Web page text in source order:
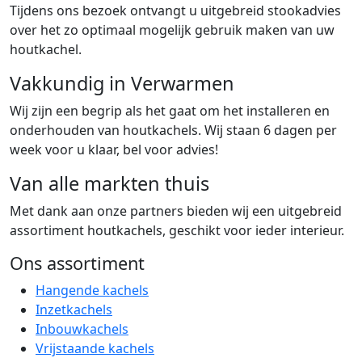
Tijdens ons bezoek ontvangt u uitgebreid stookadvies
over het zo optimaal mogelijk gebruik maken van uw
houtkachel.
Vakkundig in Verwarmen
Wij zijn een begrip als het gaat om het installeren en
onderhouden van houtkachels. Wij staan 6 dagen per
week voor u klaar, bel voor advies!
Van alle markten thuis
Met dank aan onze partners bieden wij een uitgebreid
assortiment houtkachels, geschikt voor ieder interieur.
Ons assortiment
Hangende kachels
Inzetkachels
Inbouwkachels
Vrijstaande kachels